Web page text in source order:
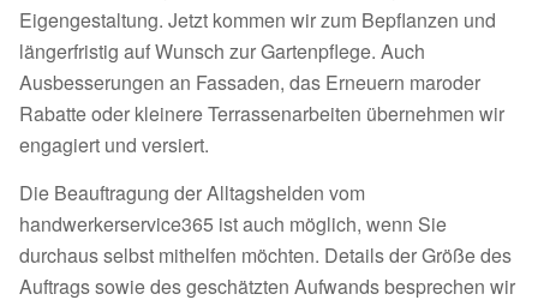
Eigengestaltung. Jetzt kommen wir zum Bepflanzen und
längerfristig auf Wunsch zur Gartenpflege. Auch
Ausbesserungen an Fassaden, das Erneuern maroder
Rabatte oder kleinere Terrassenarbeiten übernehmen wir
engagiert und versiert.
Die Beauftragung der Alltagshelden vom
handwerkerservice365 ist auch möglich, wenn Sie
durchaus selbst mithelfen möchten. Details der Größe des
Auftrags sowie des geschätzten Aufwands besprechen wir